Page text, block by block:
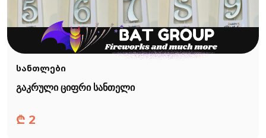
სანთლები
გაკრული ციფრი სანთელი
₾ 2